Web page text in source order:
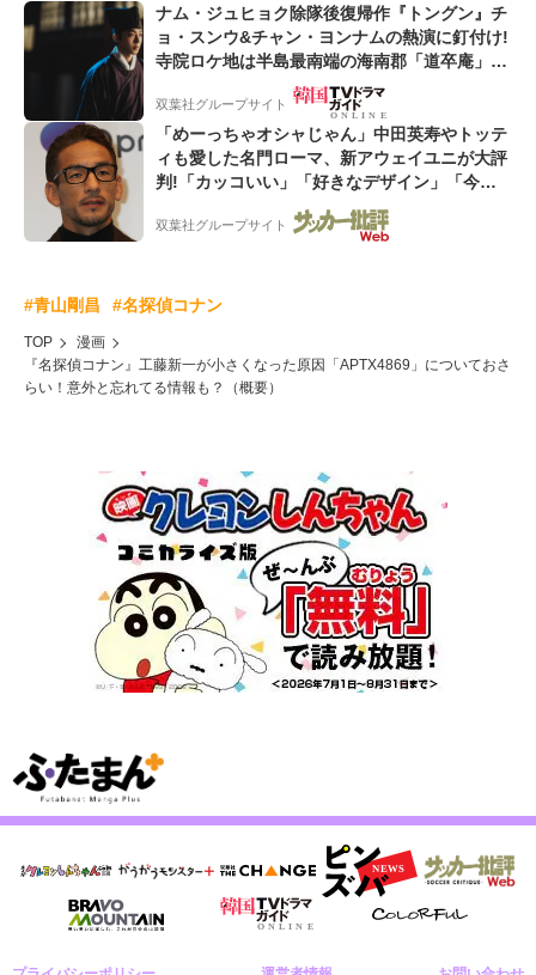
ナム・ジュヒョク除隊後復帰作『トングン』チ
ョ・スンウ&チャン・ヨンナムの熱演に釘付け!
寺院ロケ地は半島最南端の海南郡「道卒庵」
【韓ドラから始める韓国旅行】
双葉社グループサイト
「めーっちゃオシャじゃん」中田英寿やトッテ
ィも愛した名門ローマ、新アウェイユニが大評
判!「カッコいい」「好きなデザイン」「今年
双葉社グループサイト
#青山剛昌 #名探偵コナン
TOP
漫画
『名探偵コナン』工藤新一が小さくなった原因「APTX4869」についておさ
らい！意外と忘れてる情報も？（概要）